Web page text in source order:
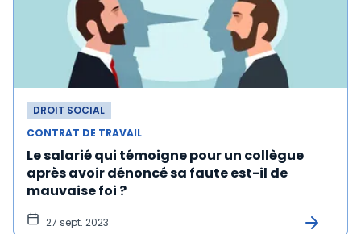
DROIT SOCIAL
CONTRAT DE TRAVAIL
Le salarié qui témoigne pour un collègue
après avoir dénoncé sa faute est-il de
mauvaise foi ?
27 sept. 2023